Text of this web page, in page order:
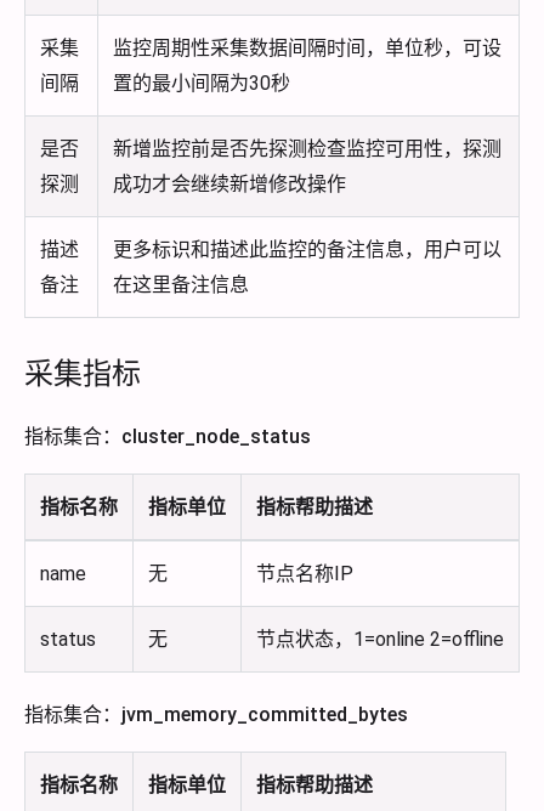
采集
间隔
监控周期性采集数据间隔时间，单位秒，可设
置的最小间隔为30秒
是否
探测
新增监控前是否先探测检查监控可用性，探测
成功才会继续新增修改操作
描述
备注
更多标识和描述此监控的备注信息，用户可以
在这里备注信息
采集指标
指标集合：cluster_node_status
指标名称 指标单位 指标帮助描述
name 无 节点名称IP
status 无 节点状态，1=online 2=offline
指标集合：jvm_memory_committed_bytes
指标名称 指标单位 指标帮助描述